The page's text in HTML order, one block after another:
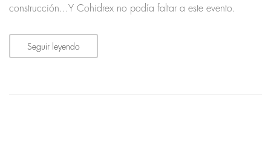
construcción...Y Cohidrex no podía faltar a este evento.
Seguir leyendo